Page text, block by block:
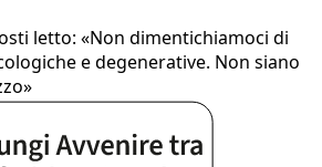
letto: «Non dimentichiamoci di
e degenerative. Non siano